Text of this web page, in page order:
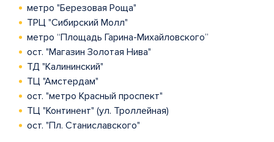
метро "Березовая Роща"
ТРЦ "Сибирский Молл"
метро “Площадь Гарина-Михайловского”
ост. "Магазин Золотая Нива"
ТД "Калининский"
ТЦ "Амстердам"
ост. "метро Красный проспект"
ТЦ "Континент" (ул. Троллейная)
ост. "Пл. Станиславского"